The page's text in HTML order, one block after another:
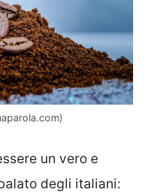
un vero e
degli italiani: